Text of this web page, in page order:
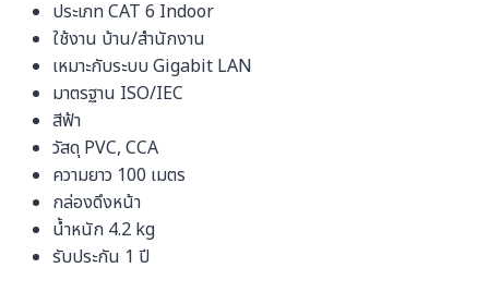
ประเภท CAT 6 Indoor
ใช้งาน บ้าน/สำนักงาน
เหมาะกับระบบ Gigabit LAN
มาตรฐาน ISO/IEC
สีฟ้า
วัสดุ PVC, CCA
ความยาว 100 เมตร
กล่องดึงหน้า
น้ำหนัก 4.2 kg
รับประกัน 1 ปี